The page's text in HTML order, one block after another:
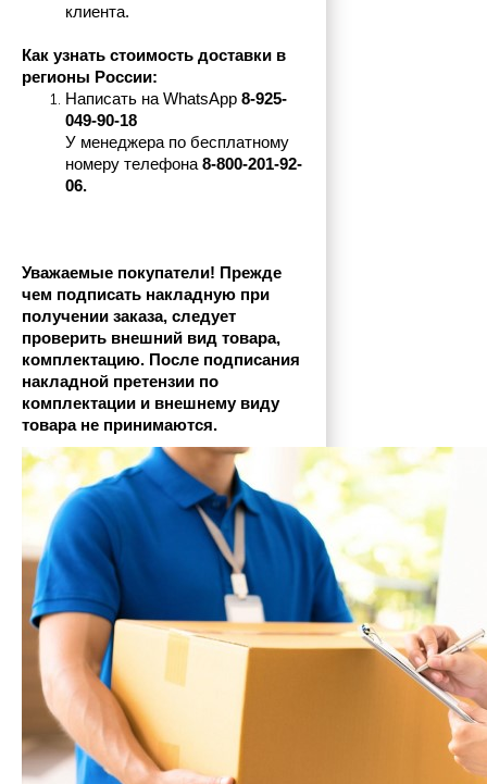
клиента.
Как узнать стоимость доставки в
регионы России:
Написать на WhatsApp 8-925-
049-90-18
У менеджера по бесплатному
номеру телефона 8-800-201-92-
06.
Уважаемые покупатели! Прежде
чем подписать накладную при
получении заказа, следует
проверить внешний вид товара,
комплектацию. После подписания
накладной претензии по
комплектации и внешнему виду
товара не принимаются.